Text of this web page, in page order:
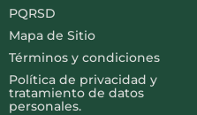
PQRSD
Mapa de Sitio
Términos y condiciones
Política de privacidad y
tratamiento de datos
personales.